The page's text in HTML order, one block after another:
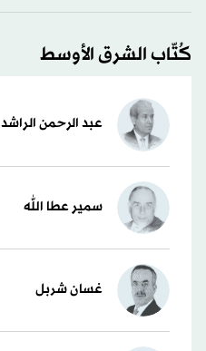
كُتّاب الشرق الأوسط
عبد الرحمن الراشد
سمير عطا الله
غسان شربل